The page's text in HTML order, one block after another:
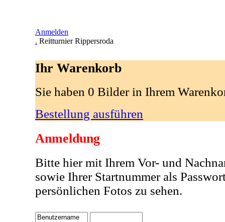
Anmelden
. Reitturnier Rippersroda
Ihr Warenkorb
Sie haben 0 Bilder in Ihrem
Bestellung ausführen
Anmeldung
Bitte hier mit Ihrem Vor- und
sowie Ihrer Startnummer als
persönlichen Fotos zu sehen.